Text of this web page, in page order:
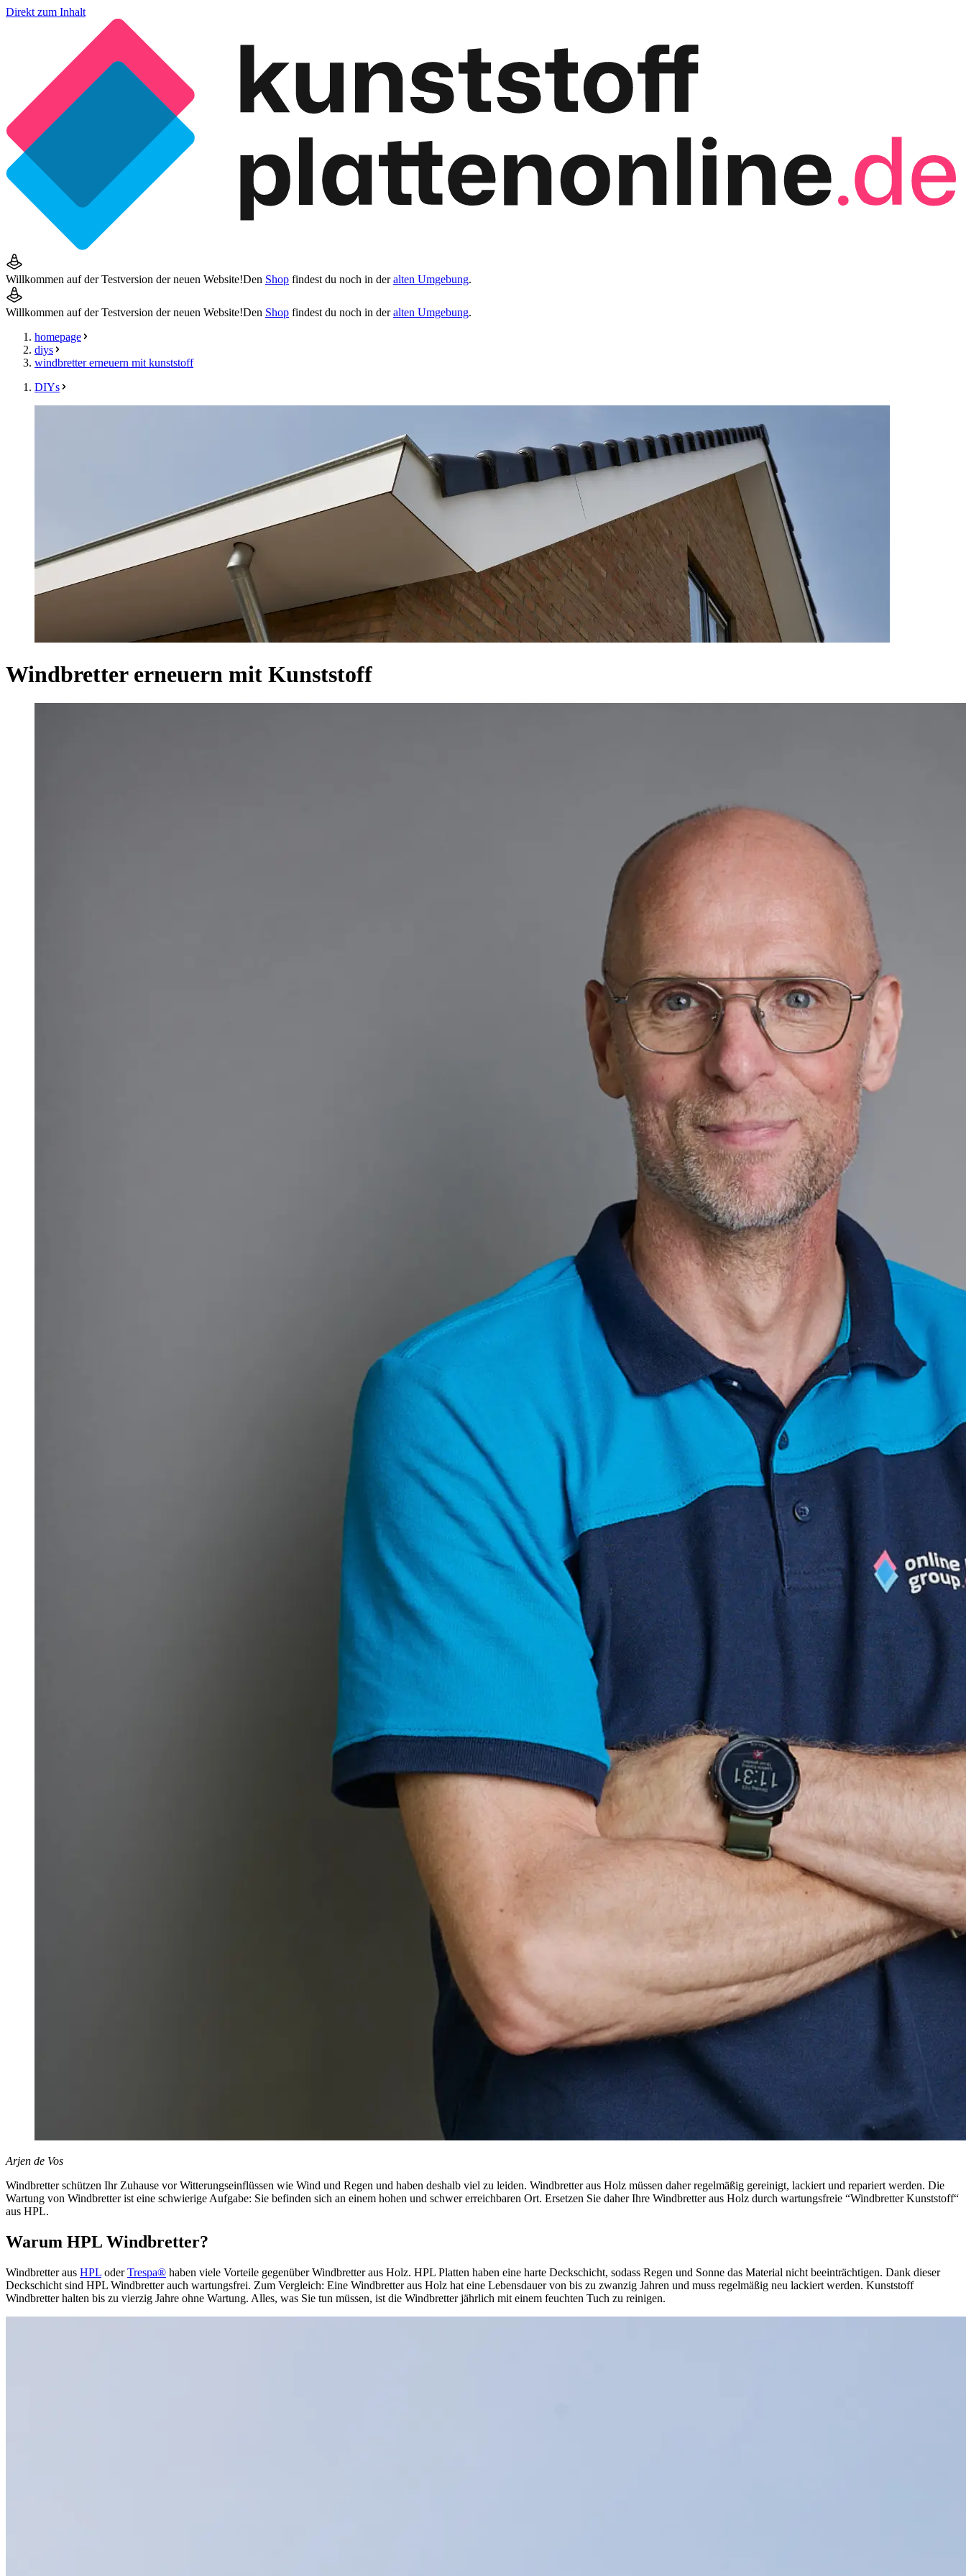
Direkt zum Inhalt
Willkommen auf der Testversion der neuen Website!Den Shop findest du noch in deralten Umgebung.
Willkommen auf der Testversion der neuen Website!Den Shop findest du noch in deralten Umgebung.
homepage
diys
windbretter erneuern mit kunststoff
DIYs
Windbretter erneuern mit Kunststoff
Arjen de Vos
Windbretter schützen Ihr Zuhause vor Witterungseinflüssen wie Wind und Regen und haben deshalb viel zu leiden. Windbretter aus Holz müssen daher regelmäßig gereinigt, lackiert und repariert werden. Die
Wartung von Windbretter ist eine schwierige Aufgabe: Sie befinden sich an einem hohen und schwer erreichbaren Ort. Ersetzen Sie daher Ihre Windbretter aus Holz durch wartungsfreie “Windbretter Kunststoff“
aus HPL.
Warum HPL Windbretter?
Windbretter aus HPL oderTrespa® haben viele Vorteile gegenüber Windbretter aus Holz. HPL Platten haben eine harte Deckschicht, sodass Regen und Sonne das Material nicht beeinträchtigen. Dank dieser
Deckschicht sind HPL Windbretter auch wartungsfrei. Zum Vergleich: Eine Windbretter aus Holz hat eine Lebensdauer von bis zu zwanzig Jahren und muss regelmäßig neu lackiert werden. Kunststoff
Windbretter halten bis zu vierzig Jahre ohne Wartung. Alles, was Sie tun müssen, ist die Windbretter jährlich mit einem feuchten Tuch zu reinigen.